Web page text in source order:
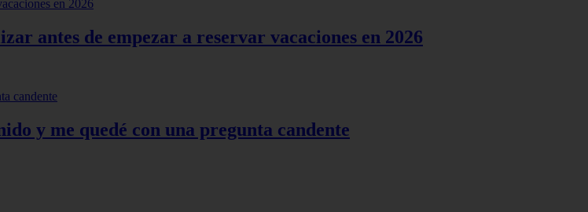
antes de empezar a reservar vacaciones en 2026
y me quedé con una pregunta candente